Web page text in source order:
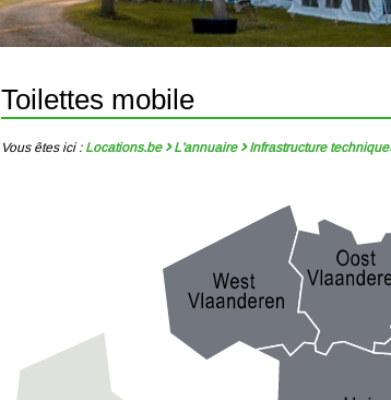
Toilettes mobile
Vous êtes ici : Locations.be L'annuaire Infrastructure technique